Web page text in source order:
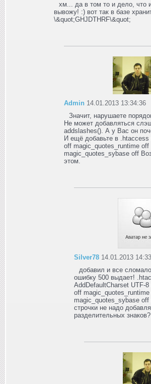
хм... да в том то и дело, что
вывожу! :) вот так в базе
\&quot;GHJDTHRF\&quot;
Admin 14.01.2013 13:34:36
Значит, нарушаете
Не может добавляться
addslashes(). А у Вас он
И ещё добавьте в .htaccess
off magic_quotes_runtime off
magic_quotes_sybase off
этом.
Silver78 14.01.2013
добавил и все
ошибку 500 выдает!
AddDefaultCharset UTF-
off
magic_quotes_sybase
строчки не надо
разделительных знаков?